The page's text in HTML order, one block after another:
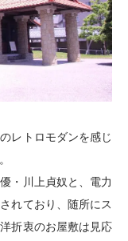
レトロモダンを感じ
・川上貞奴と、電力
れており、随所にス
折衷のお屋敷は見応